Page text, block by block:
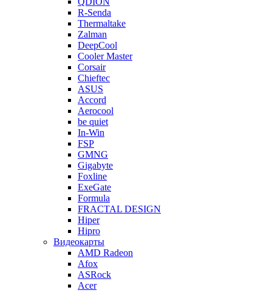
R-Senda
Thermaltake
Zalman
DeepCool
Cooler Master
Corsair
Chieftec
ASUS
Accord
Aerocool
be quiet
In-Win
FSP
GMNG
Gigabyte
Foxline
ExeGate
Formula
FRACTAL DESIGN
Hiper
Hipro
Видеокарты
AMD Radeon
Afox
ASRock
Acer